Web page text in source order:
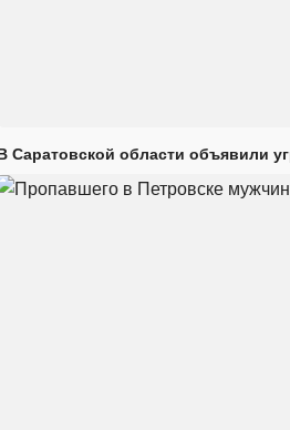
Саратовской области объявили